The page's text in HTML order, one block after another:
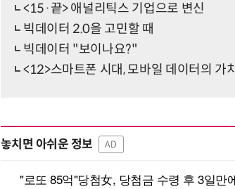
<15·끝> 애널리틱스 기업으로 변신
빅데이터 2.0을 고민할 때
빅데이터 "보이나요?"
<12>스마트폰 시대, 모바일 데이터의 가치
놓치면 아쉬운 정보 AD